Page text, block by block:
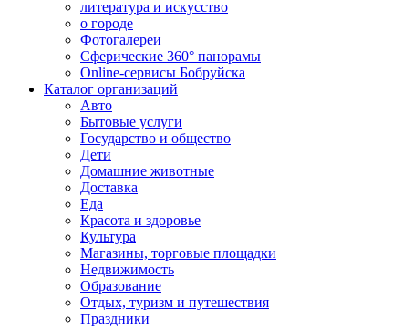
литература и искусство
о городе
Фотогалереи
Сферические 360° панорамы
Online-сервисы Бобруйска
Каталог организаций
Авто
Бытовые услуги
Государство и общество
Дети
Домашние животные
Доставка
Еда
Красота и здоровье
Культура
Магазины, торговые площадки
Недвижимость
Образование
Отдых, туризм и путешествия
Праздники